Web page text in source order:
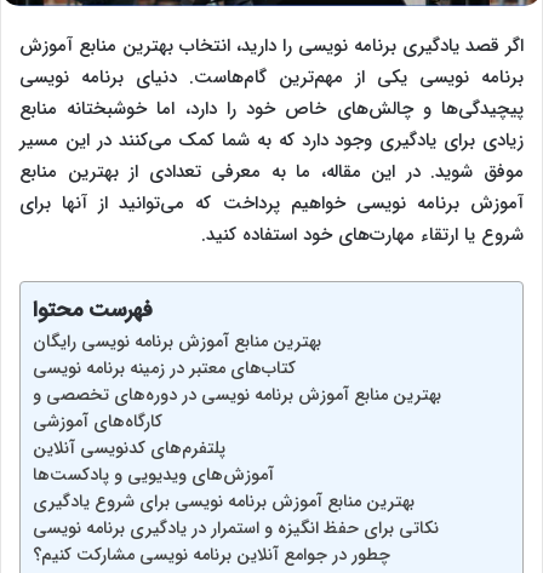
اگر قصد یادگیری برنامه‌ نویسی را دارید، انتخاب بهترین منابع آموزش
برنامه‌ نویسی یکی از مهم‌ترین گام‌هاست. دنیای برنامه‌ نویسی
پیچیدگی‌ها و چالش‌های خاص خود را دارد، اما خوشبختانه منابع
زیادی برای یادگیری وجود دارد که به شما کمک می‌کنند در این مسیر
موفق شوید. در این مقاله، ما به معرفی تعدادی از بهترین منابع
آموزش برنامه‌ نویسی خواهیم پرداخت که می‌توانید از آنها برای
شروع یا ارتقاء مهارت‌های خود استفاده کنید.
فهرست محتوا
بهترین منابع آموزش برنامه‌ نویسی رایگان
کتاب‌های معتبر در زمینه برنامه‌ نویسی
بهترین منابع آموزش برنامه‌ نویسی در دوره‌های تخصصی و
کارگاه‌های آموزشی
پلتفرم‌های کدنویسی آنلاین
آموزش‌های ویدیویی و پادکست‌ها
بهترین منابع آموزش برنامه‌ نویسی برای شروع یادگیری
نکاتی برای حفظ انگیزه و استمرار در یادگیری برنامه‌ نویسی
چطور در جوامع آنلاین برنامه‌ نویسی مشارکت کنیم؟